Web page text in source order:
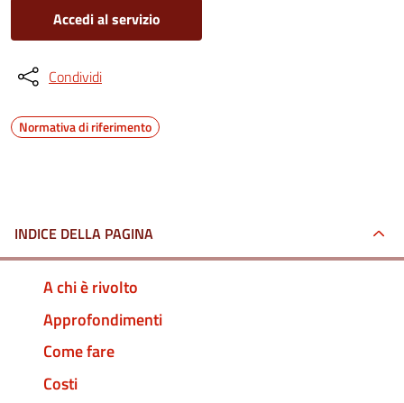
Accedi al servizio
Condividi
Normativa di riferimento
INDICE DELLA PAGINA
A chi è rivolto
Approfondimenti
Come fare
Costi